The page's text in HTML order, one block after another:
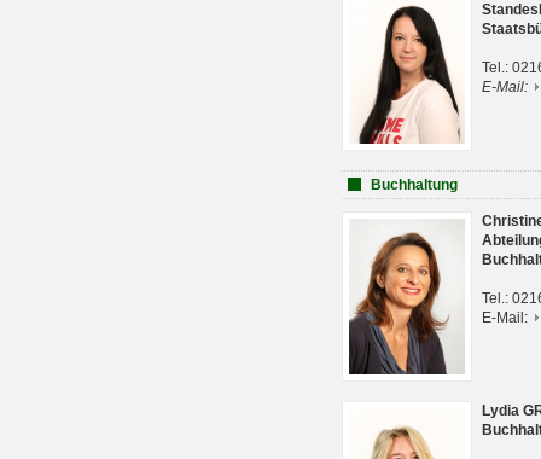
Tel.:
E-Mail:
Buchhaltung
Tel.:
E-Mail:
Lydia